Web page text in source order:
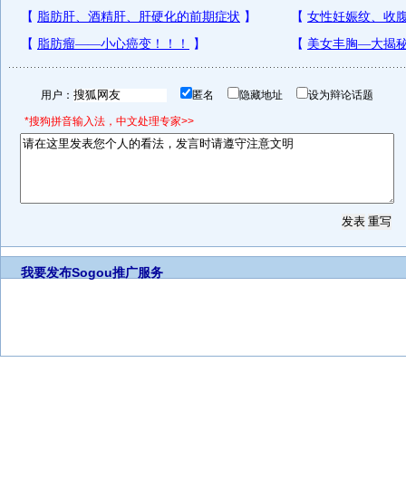
用户： 匿名 隐藏地址 设为辩论话题
*搜狗拼音输入法，中文处理专家>>
我要发布Sogou推广服务